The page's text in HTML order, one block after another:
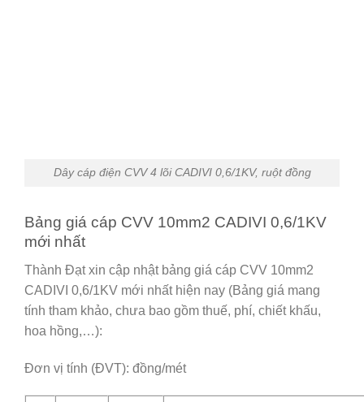
Dây cáp điện CVV 4 lõi CADIVI 0,6/1KV, ruột đồng
Bảng giá cáp CVV 10mm2 CADIVI 0,6/1KV
mới nhất
Thành Đạt xin cập nhật bảng giá cáp CVV 10mm2
CADIVI 0,6/1KV mới nhất hiện nay (Bảng giá mang
tính tham khảo, chưa bao gồm thuế, phí, chiết khấu,
hoa hồng,…):
Đơn vị tính (ĐVT): đồng/mét